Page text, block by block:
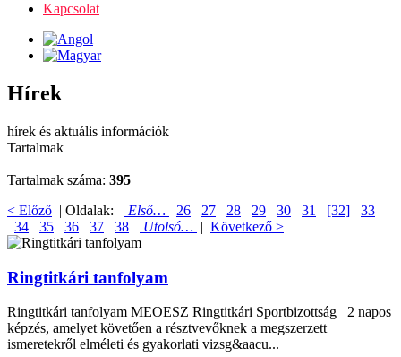
Kapcsolat
Hírek
hírek és aktuális információk
Tartalmak
Tartalmak száma: 395
< Előző | Oldalak: Első… 26 27 28 29 30 31 [32]
33
34
35 36 37 38 Utolsó… | Következő >
Ringtitkári tanfolyam
Ringtitkári tanfolyam MEOESZ Ringtitkári Sportbizottság 2 napos
képzés, amelyet követően a résztvevőknek a megszerzett
ismeretekről elméleti és gyakorlati vizsg&aacu...